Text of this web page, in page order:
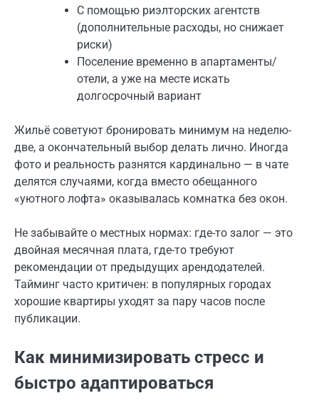
С помощью риэлторских агентств
(дополнительные расходы, но снижает
риски)
Поселение временно в апартаменты/
отели, а уже на месте искать
долгосрочный вариант
Жильё советуют бронировать минимум на неделю-
две, а окончательный выбор делать лично. Иногда
фото и реальность разнятся кардинально — в чате
делятся случаями, когда вместо обещанного
«уютного лофта» оказывалась комнатка без окон.
Не забывайте о местных нормах: где-то залог — это
двойная месячная плата, где-то требуют
рекомендации от предыдущих арендодателей.
Тайминг часто критичен: в популярных городах
хорошие квартиры уходят за пару часов после
публикации.
Как минимизировать стресс и
быстро адаптироваться